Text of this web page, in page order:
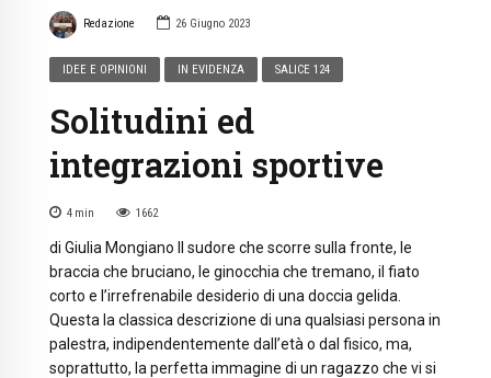
Redazione 26 Giugno 2023
IDEE E OPINIONI IN EVIDENZA SALICE 124
Solitudini ed
integrazioni sportive
4 min 1662
di Giulia Mongiano Il sudore che scorre sulla fronte, le
braccia che bruciano, le ginocchia che tremano, il fiato
corto e l’irrefrenabile desiderio di una doccia gelida.
Questa la classica descrizione di una qualsiasi persona in
palestra, indipendentemente dall’età o dal fisico, ma,
soprattutto, la perfetta immagine di un ragazzo che vi si